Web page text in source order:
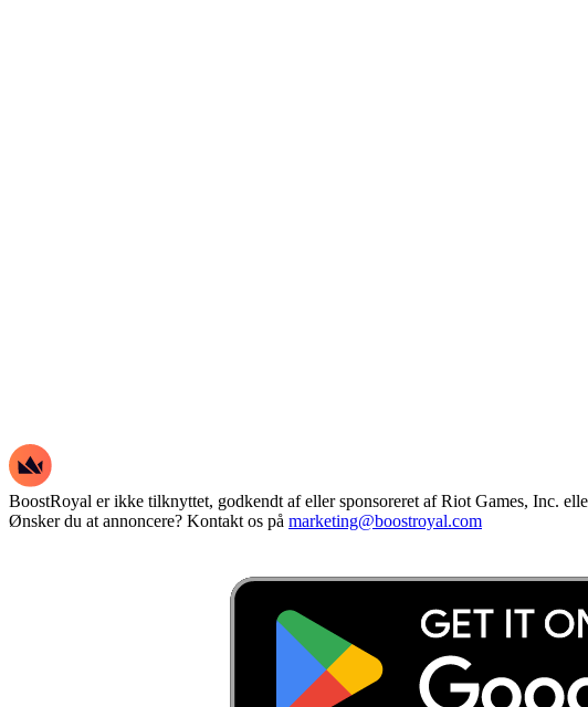
BoostRoyal er ikke tilknyttet, godkendt af eller sponsoreret af Riot Games, Inc.
Ønsker du at annoncere? Kontakt os på marketing@boostroyal.com